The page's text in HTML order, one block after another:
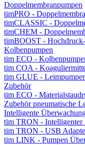
Doppelmembranpumpen
timPRO -
timCLASSIC -
timCHEM -
timBOOST -
Kolbenpumpen
tim ECO -
tim COA -
tim GLUE -
Zubehör
tim ECO -
Zubehör pneumatische
Intelligente
tim TRON - Intelligenter
tim TRON - USB
tim LINK - Pumpen